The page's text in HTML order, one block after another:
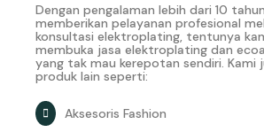
Dengan pengalaman lebih dari 10
memberikan pelayanan profesional
konsultasi elektroplating, tentunya
membuka jasa elektroplating dan
yang tak mau kerepotan sendiri. Kami
produk lain seperti:
Aksesoris Fashion